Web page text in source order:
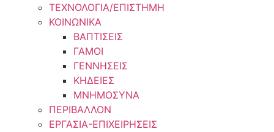
ΤΕΧΝΟΛΟΓΙΑ/ΕΠΙΣΤΗΜΗ
ΚΟΙΝΩΝΙΚΑ
ΒΑΠΤΙΣΕΙΣ
ΓΑΜΟΙ
ΓΕΝΝΗΣΕΙΣ
ΚΗΔΕΙΕΣ
ΜΝΗΜΟΣΥΝΑ
ΠΕΡΙΒΑΛΛΟΝ
ΕΡΓΑΣΙΑ-ΕΠΙΧΕΙΡΗΣΕΙΣ